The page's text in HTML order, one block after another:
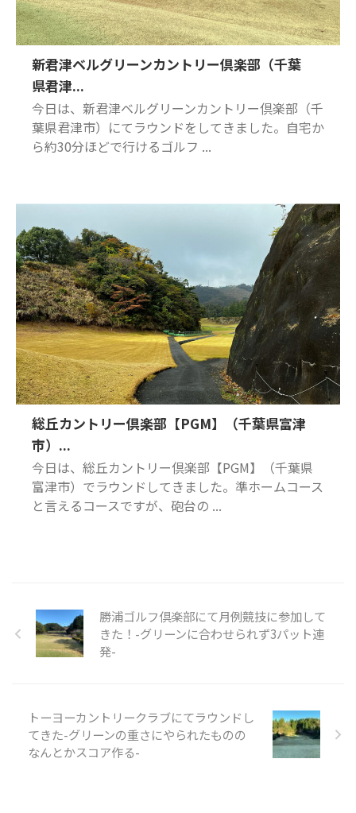
新君津ベルグリーンカントリー倶楽部（千葉
県君津...
今日は、新君津ベルグリーンカントリー倶楽部（千
葉県君津市）にてラウンドをしてきました。自宅か
ら約30分ほどで行けるゴルフ ...
総丘カントリー倶楽部【PGM】（千葉県富津
市）...
今日は、総丘カントリー倶楽部【PGM】（千葉県
富津市）でラウンドしてきました。準ホームコース
と言えるコースですが、砲台の ...
勝浦ゴルフ倶楽部にて月例競技に参加して
きた！-グリーンに合わせられず3パット連
発-
トーヨーカントリークラブにてラウンドし
てきた-グリーンの重さにやられたものの
なんとかスコア作る-